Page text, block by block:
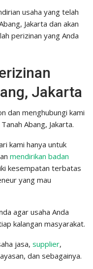
usaha yang telah
Jakarta dan akan
perizinan yang Anda
Jakarta
dan menghubungi kami
Abang, Jakarta.
kami hanya untuk
mendirikan badan
kesempatan terbatas
yang mau
agar usaha Anda
kalangan masyarakat.
jasa, supplier,
dan sebagainya.